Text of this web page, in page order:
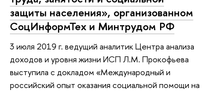
защиты населения», организованном
СоцИнформТех и Минтрудом РФ
3 июля 2019 г. ведущий аналитик Центра анализа
доходов и уровня жизни ИСП Л.М. Прокофьева
выступила с докладом «Международный и
российский опыт оказания социальной помощи на